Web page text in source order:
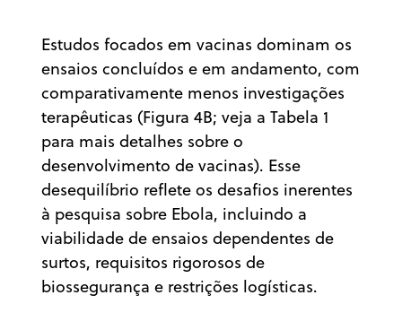
Estudos focados em vacinas dominam os
ensaios concluídos e em andamento, com
comparativamente menos investigações
terapêuticas (Figura 4B; veja a Tabela 1
para mais detalhes sobre o
desenvolvimento de vacinas). Esse
desequilíbrio reflete os desafios inerentes
à pesquisa sobre Ebola, incluindo a
viabilidade de ensaios dependentes de
surtos, requisitos rigorosos de
biossegurança e restrições logísticas.